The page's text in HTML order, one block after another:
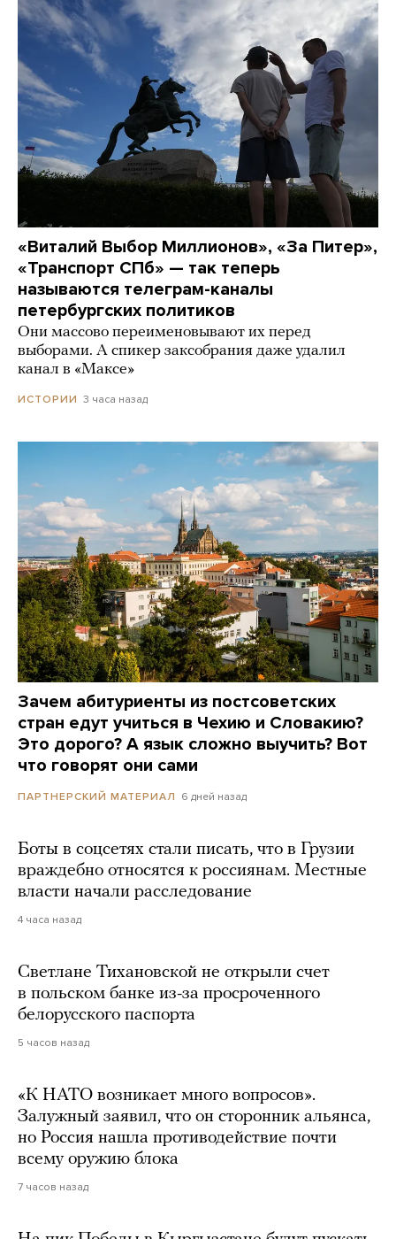
«Виталий Выбор Миллионов», «За Питер»,
«Транспорт СПб» — так теперь
называются телеграм-каналы
петербургских политиков
Они массово переименовывают их перед
выборами. А спикер заксобрания даже удалил
канал в «Максе»
ИСТОРИИ 3 часа назад
Зачем абитуриенты из постсоветских
стран едут учиться в Чехию и Словакию?
Это дорого? А язык сложно выучить? Вот
что говорят они сами
ПАРТНЕРСКИЙ МАТЕРИАЛ 6 дней назад
Боты в соцсетях стали писать, что в Грузии
враждебно относятся к россиянам. Местные
власти начали расследование
4 часа назад
Светлане Тихановской не открыли счет
в польском банке из-за просроченного
белорусского паспорта
5 часов назад
«К НАТО возникает много вопросов».
Залужный заявил, что он сторонник альянса,
но Россия нашла противодействие почти
всему оружию блока
7 часов назад